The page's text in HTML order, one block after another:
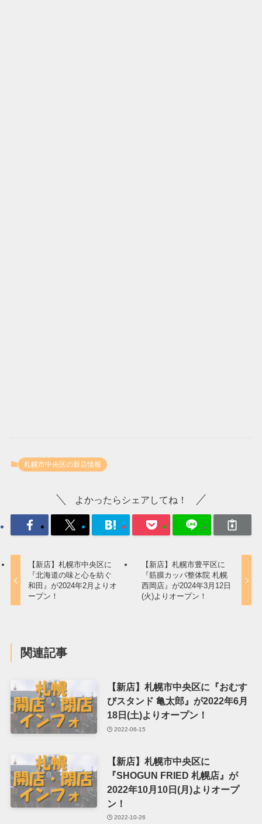
札幌市中央区の新店情報
よかったらシェアしてね！
【新店】札幌市中央区に
『北海道の味と心を紡ぐ
和田』が2024年2月よりオ
ープン！
【新店】札幌市豊平区に
『筋膜カッパ整体院 札幌
西岡店』が2024年3月12日
(火)よりオープン！
関連記事
【新店】札幌市中央区に『おむす
びスタンド 亀太郎』が2022年6月
18日(土)よりオープン！
2022-06-15
【新店】札幌市中央区に
『SHOGUN FRIED 札幌店』が
2022年10月10日(月)よりオープ
ン！
2022-10-26